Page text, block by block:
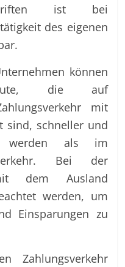
ist bei
des eigenen
können
die auf
mit
sind, schneller und
werden als im
Bei der
dem Ausland
werden, um
Einsparungen zu
Zahlungsverkehr